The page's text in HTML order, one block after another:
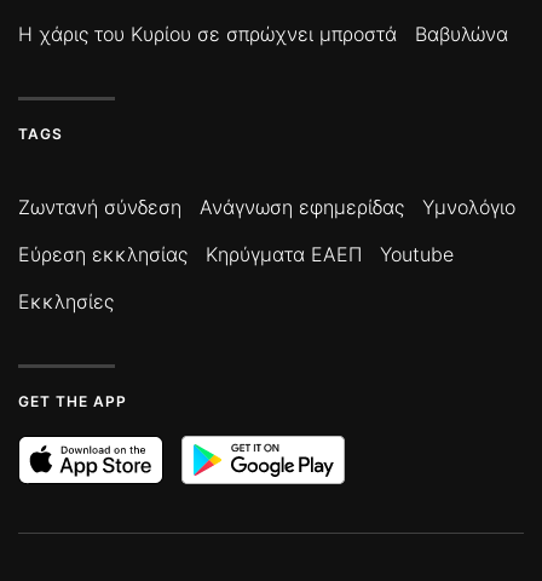
Η χάρις του Κυρίου σε σπρώχνει μπροστά
Βαβυλώνα
TAGS
Ζωντανή σύνδεση Ανάγνωση εφημερίδας
Υμνολόγιο
Εύρεση εκκλησίας
Κηρύγματα ΕΑΕΠ
Youtube
Εκκλησίες
GET THE APP